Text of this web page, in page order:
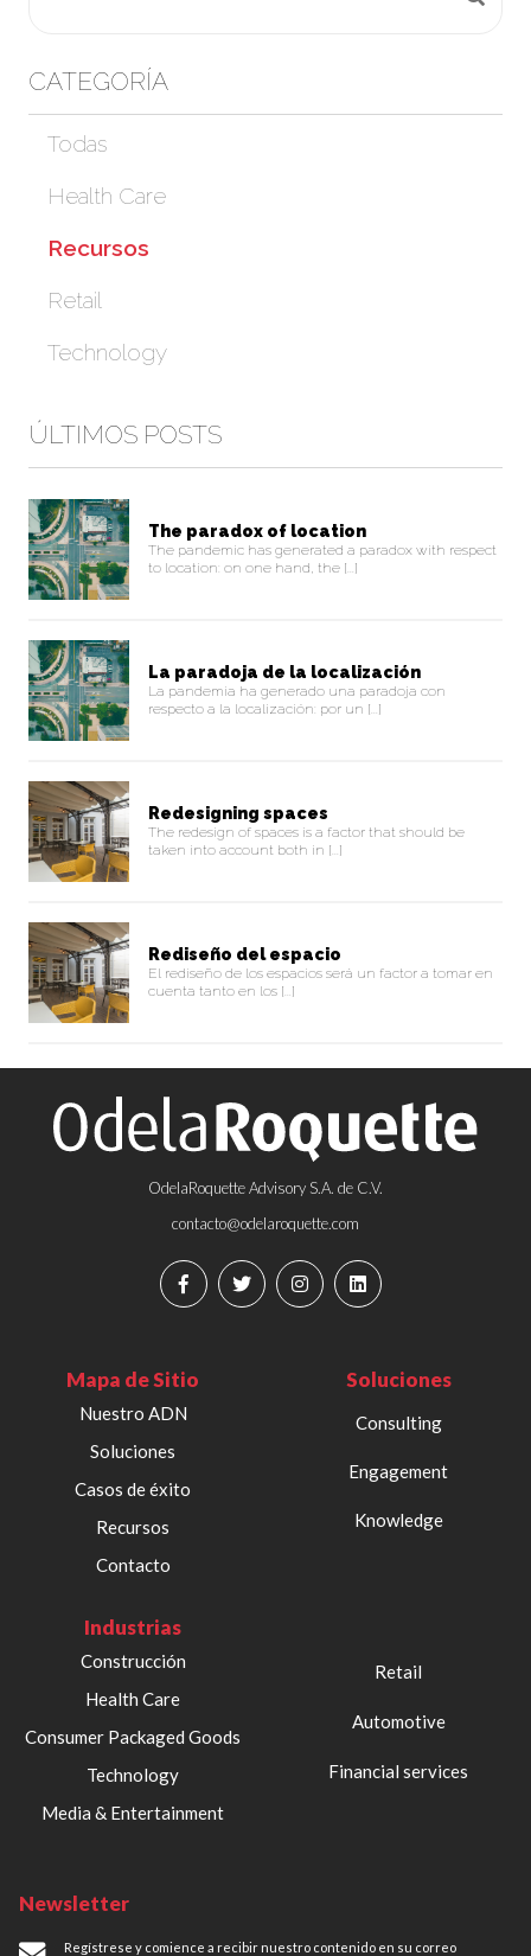
CATEGORÍA
Todas
Health Care
Recursos
Retail
Technology
ÚLTIMOS POSTS
The paradox of location
The pandemic has generated a paradox with respect
to location: on one hand, the [...]
La paradoja de la localización
La pandemia ha generado una paradoja con
respecto a la localización: por un [...]
Redesigning spaces
The redesign of spaces is a factor that should be
taken into account both in [...]
Rediseño del espacio
El rediseño de los espacios será un factor a tomar en
cuenta tanto en los [...]
OdelaRoquette Advisory S.A. de C.V.
contacto@odelaroquette.com
Mapa de Sitio
Nuestro ADN
Soluciones
Casos de éxito
Recursos
Contacto
Soluciones
Consulting
Engagement
Knowledge
Industrias
Construcción
Health Care
Consumer Packaged Goods
Technology
Media & Entertainment
Retail
Automotive
Financial services
Newsletter
Regístrese y comience a recibir nuestro contenido en su correo